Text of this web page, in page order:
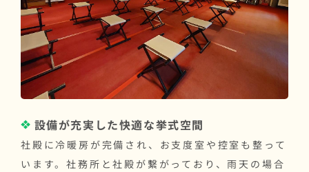
設備が充実した快適な挙式空間
社殿に冷暖房が完備され、お支度室や控室も整って
います。社務所と社殿が繋がっており、雨天の場合